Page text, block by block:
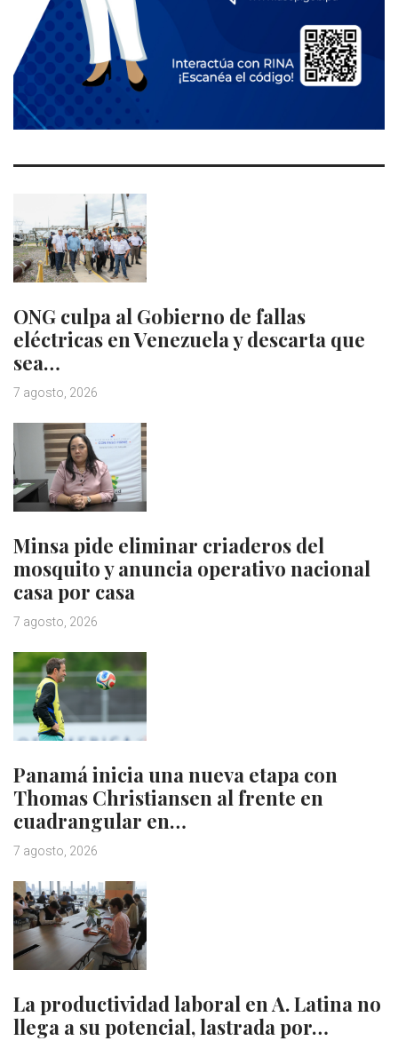
ONG culpa al Gobierno de fallas
eléctricas en Venezuela y descarta que
sea…
7 agosto, 2026
Minsa pide eliminar criaderos del
mosquito y anuncia operativo nacional
casa por casa
7 agosto, 2026
Panamá inicia una nueva etapa con
Thomas Christiansen al frente en
cuadrangular en…
7 agosto, 2026
La productividad laboral en A. Latina no
llega a su potencial, lastrada por…